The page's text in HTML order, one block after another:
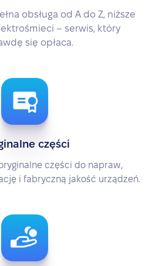
obsługa od A do Z, niższe
– serwis, który
się opłaca.
części
części do napraw,
i fabryczną jakość urządzeń.